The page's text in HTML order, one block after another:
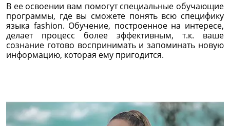
В ее освоении вам помогут специальные обучающие
программы, где вы сможете понять всю специфику
языка fashion. Обучение, построенное на интересе,
делает процесс более эффективным, т.к. ваше
сознание готово воспринимать и запоминать новую
информацию, которая ему пригодится.